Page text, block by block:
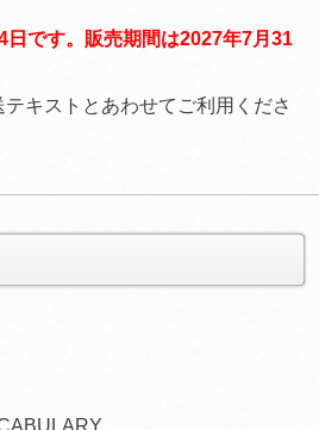
日です。販売期間は2027年7月31
キストとあわせてご利用くださ